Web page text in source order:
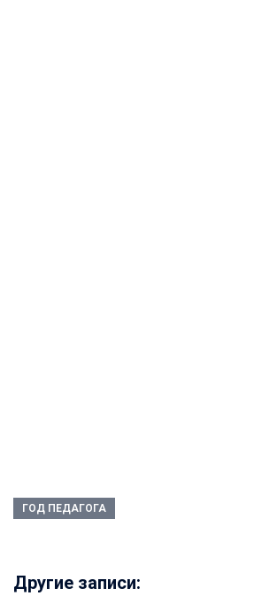
ГОД ПЕДАГОГА
Другие записи: